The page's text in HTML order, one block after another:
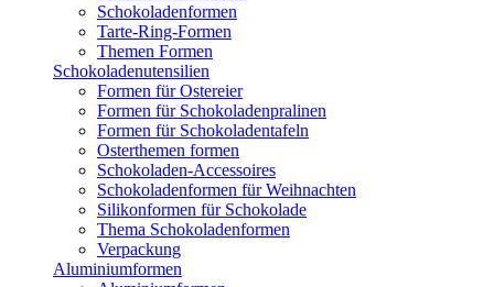
Schokoladenformen
Tarte-Ring-Formen
Themen Formen
Schokoladenutensilien
Formen für Ostereier
Formen für Schokoladenpralinen
Formen für Schokoladentafeln
Osterthemen formen
Schokoladen-Accessoires
Schokoladenformen für Weihnachten
Silikonformen für Schokolade
Thema Schokoladenformen
Verpackung
Aluminiumformen